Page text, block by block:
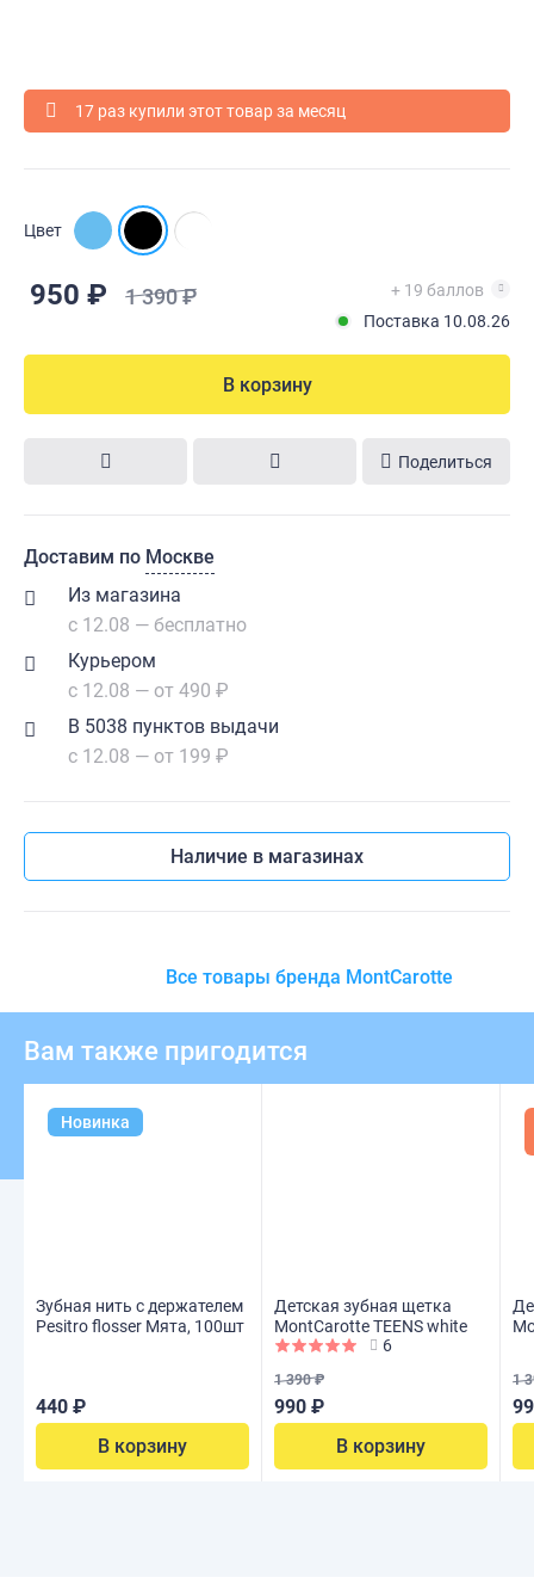
17 раз купили этот товар за месяц
Цвет
950 ₽ 1 390 ₽
+ 19 баллов
Поставка 10.08.26
В корзину
Поделиться
Доставим по Москве
Из магазина
с 12.08 — бесплатно
Курьером
с 12.08 — от 490 ₽
В 5038 пунктов выдачи
с 12.08 — от 199 ₽
Наличие в магазинах
Все товары бренда MontCarotte
Вам также пригодится
Новинка
Зубная нить с держателем
Pesitro flosser Мята, 100шт
440 ₽
В корзину
Детская зубная щетка
MontCarotte TEENS white
6
1 390 ₽
990 ₽
В корзину
1